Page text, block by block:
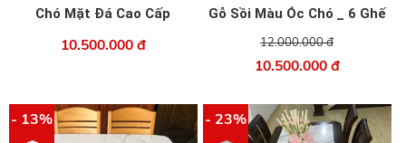
Chó Mặt Đá Cao Cấp
10.500.000 đ
Gỗ Sồi Màu Óc Chó _ 6 Ghế
12.000.000 đ
10.500.000 đ
- 13% - 23%